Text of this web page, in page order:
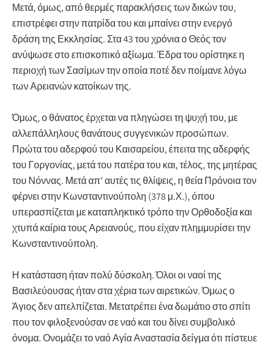
Μετά, όμως, από θερμές παρακλήσεις των δικών του,
επιστρέφει στην πατρίδα του και μπαίνει στην ενεργό
δράση της Εκκλησίας. Στα 43 του χρόνια ο Θεός τον
ανύψωσε στο επισκοπικό αξίωμα. Έδρα του ορίστηκε η
περιοχή των Σασίμων την οποία ποτέ δεν ποίμανε λόγω
των Αρειανών κατοίκων της.
Όμως, ο θάνατος έρχεται να πληγώσει τη ψυχή του, με
αλλεπάλληλους θανάτους συγγενικών προσώπων.
Πρώτα του αδερφού του Καισαρείου, έπειτα της αδερφής
του Γοργονίας, μετά του πατέρα του και, τέλος, της μητέρας
του Νόννας. Μετά απ’ αυτές τις θλίψεις, η θεία Πρόνοια τον
φέρνει στην Κωνσταντινούπολη (378 μ.Χ.), όπου
υπερασπίζεται με καταπληκτικό τρόπο την Ορθοδοξία και
χτυπά καίρια τους Αρειανούς, που είχαν πλημμυρίσει την
Κωνσταντινούπολη.
Η κατάσταση ήταν πολύ δύσκολη. Όλοι οι ναοί της
Βασιλεύουσας ήταν στα χέρια των αιρετικών. Όμως ο
Άγιος δεν απελπίζεται. Μετατρέπει ένα δωμάτιο στο σπίτι
που τον φιλοξενούσαν σε ναό και του δίνει συμβολικό
όνομα. Ονομάζει το ναό Αγία Αναστασία δείγμα ότι πίστευε